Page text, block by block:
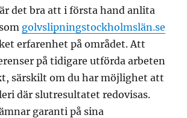
det bra att i första hand anlita
golvslipningstockholmslän.se
erfarenhet på området. Att
på tidigare utförda arbeten
särskilt om du har möjlighet att
där slutresultatet redovisas.
garanti på sina